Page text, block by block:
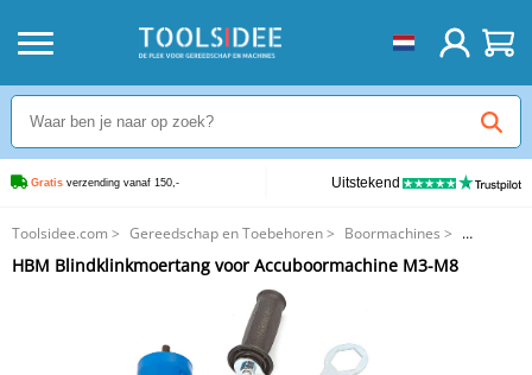
Gratis verzending vanaf 150,- Uitstekend
Toolsidee.com > Gereedschap en Toebehoren> Boormachines >
HBM Blindklinkmoertang voor Accuboormachine M3-M8
HBM Blindklinkmoertang voor Accuboormachine M3-M8